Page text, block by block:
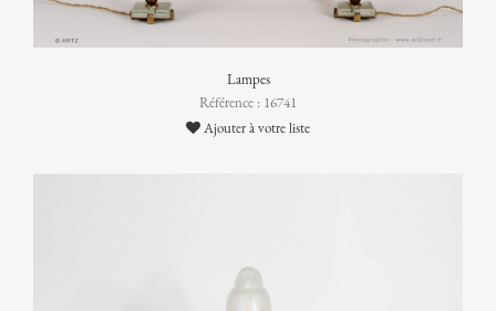
Lampes
Référence : 16741
Ajouter à votre liste